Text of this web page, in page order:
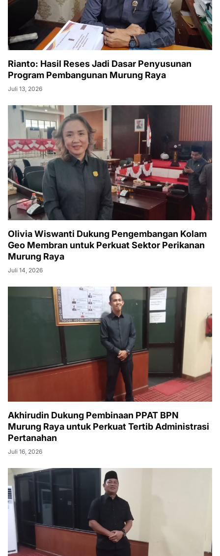
Rianto: Hasil Reses Jadi Dasar Penyusunan
Program Pembangunan Murung Raya
Juli 13, 2026
Olivia Wiswanti Dukung Pengembangan Kolam
Geo Membran untuk Perkuat Sektor Perikanan
Murung Raya
Juli 14, 2026
Akhirudin Dukung Pembinaan PPAT BPN
Murung Raya untuk Perkuat Tertib Administrasi
Pertanahan
Juli 16, 2026